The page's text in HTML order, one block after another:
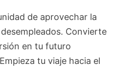
de aprovechar la
Convierte
en tu futuro
tu viaje hacia el